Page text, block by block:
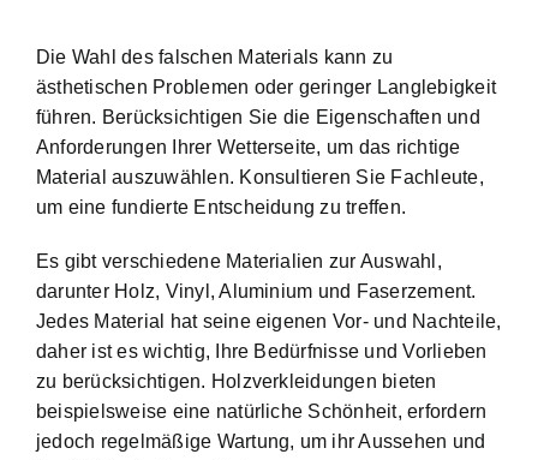
Die Wahl des falschen Materials kann zu
ästhetischen Problemen oder geringer Langlebigkeit
führen. Berücksichtigen Sie die Eigenschaften und
Anforderungen Ihrer Wetterseite, um das richtige
Material auszuwählen. Konsultieren Sie Fachleute,
um eine fundierte Entscheidung zu treffen.
Es gibt verschiedene Materialien zur Auswahl,
darunter Holz, Vinyl, Aluminium und Faserzement.
Jedes Material hat seine eigenen Vor- und Nachteile,
daher ist es wichtig, Ihre Bedürfnisse und Vorlieben
zu berücksichtigen. Holzverkleidungen bieten
beispielsweise eine natürliche Schönheit, erfordern
jedoch regelmäßige Wartung, um ihr Aussehen und